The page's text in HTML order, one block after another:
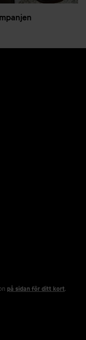
på sidan för ditt kort